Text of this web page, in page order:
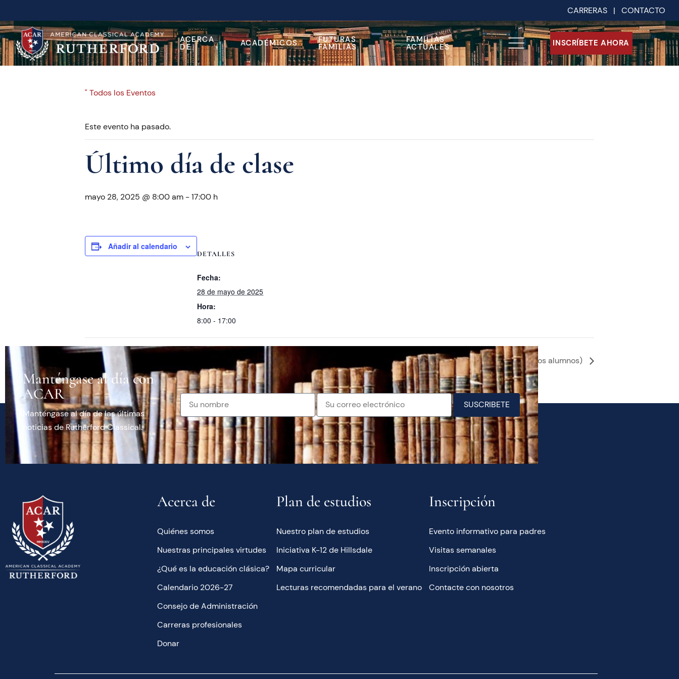
CARRERAS | CONTACTO
ACERCA
DE ACADÉMICOS FUTURAS
FAMILIAS
FAMILIAS
ACTUALES INSCRÍBETE AHORA
" Todos los Eventos
Este evento ha pasado.
Último día de clase
mayo 28, 2025 @ 8:00 am -17:00 h
Añadir al calendario
DETALLES
Fecha:
28 de mayo de 2025
Hora:
8:00 - 17:00
Día del Trabajo Profesor en servicio/PD (No hay clases para los alumnos)
Manténgase al día con
ACAR
Manténgase al día de las últimas
noticias de Rutherford Classical.
SUSCRIBETE
Acerca de
Quiénes somos
Nuestras principales virtudes
¿Qué es la educación clásica?
Calendario 2026-27
Consejo de Administración
Carreras profesionales
Donar
Plan de estudios
Nuestro plan de estudios
Iniciativa K-12 de Hillsdale
Mapa curricular
Lecturas recomendadas para el verano
Inscripción
Evento informativo para padres
Visitas semanales
Inscripción abierta
Contacte con nosotros